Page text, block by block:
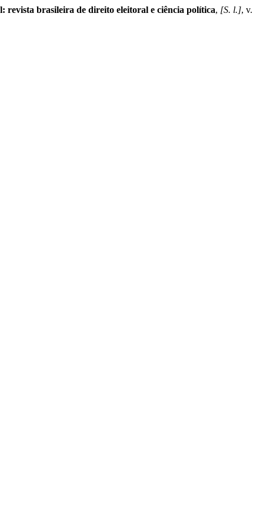
revista brasileira de direito eleitoral e ciência política, [S. l.], v.